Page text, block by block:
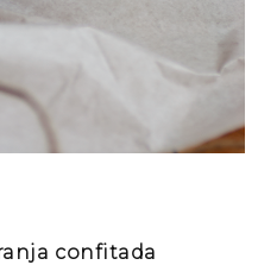
confitada